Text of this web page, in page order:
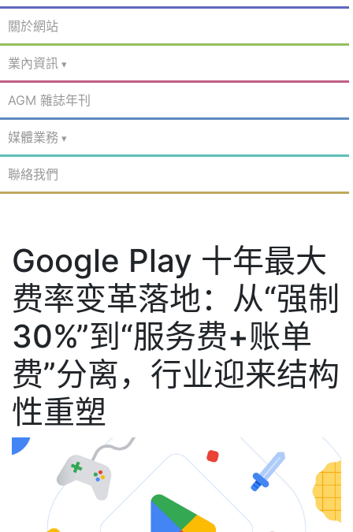
關於網站
業內資訊
AGM 雜誌年刊
媒體業務
聯絡我們
Google Play 十年最大
费率变革落地：从“强制
30%”到“服务费+账单
费”分离，行业迎来结构
性重塑